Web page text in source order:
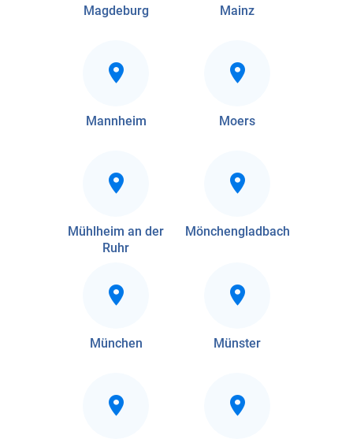
Magdeburg Mainz
Mannheim Moers
Mühlheim an der
Ruhr
Mönchengladbach
München Münster